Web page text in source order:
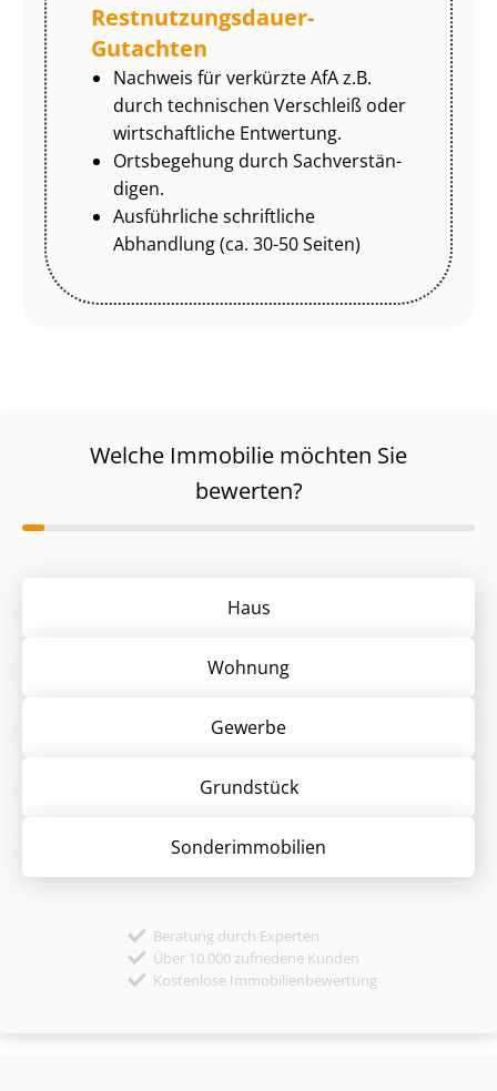
Rest­nut­zungs­dau­er-
Gutachten
Nachweis für verkürzte AfA z.B.
durch technischen Verschleiß oder
wirtschaftliche Entwertung.
Ortsbegehung durch Sach­ver­stän­
di­gen.
Ausführliche schriftliche
Abhandlung (ca. 30-50 Seiten)
Welche Immobilie möchten Sie
bewerten?
Haus
Wohnung
Gewerbe
Grund­stück
Sonder­immobilien
Beratung durch Experten
Über 10.000 zufriedene Kunden
Kostenlose Immobilienbewertung